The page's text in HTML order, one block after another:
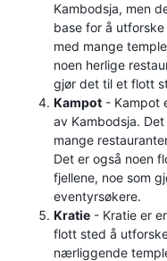
Kambodsja, men
base for å
med mange
noen herlige
gjør det til et flott
Kampot - Kampot
av Kambodsja.
mange
Det er også noen
fjellene, noe som
eventyrsøkere.
Kratie - Kratie er
flott sted å
nærliggende